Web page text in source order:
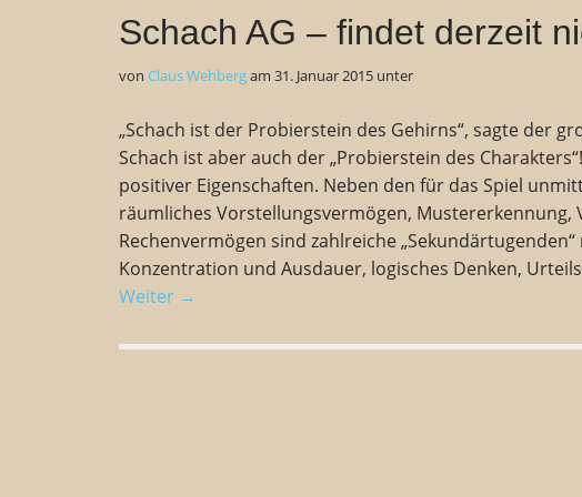
Schach AG – findet derzeit
von Claus Wehbergam 31. Januar 2015 unter
„Schach ist der Probierstein des Gehirns“, sagte der
Schach ist aber auch der „Probierstein des
positiver Eigenschaften. Neben den für das Spiel
räumliches Vorstellungsvermögen, Mustererkennung,
Rechenvermögen sind zahlreiche
Konzentration und Ausdauer, logisches Denken,
Weiter →